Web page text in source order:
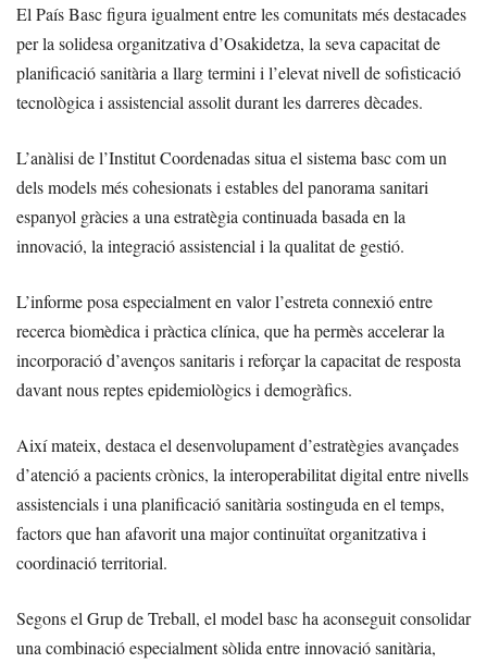
El País Basc figura igualment entre les comunitats més destacades
per la solidesa organitzativa d’Osakidetza, la seva capacitat de
planificació sanitària a llarg termini i l’elevat nivell de sofisticació
tecnològica i assistencial assolit durant les darreres dècades.
L’anàlisi de l’Institut Coordenadas situa el sistema basc com un
dels models més cohesionats i estables del panorama sanitari
espanyol gràcies a una estratègia continuada basada en la
innovació, la integració assistencial i la qualitat de gestió.
L’informe posa especialment en valor l’estreta connexió entre
recerca biomèdica i pràctica clínica, que ha permès accelerar la
incorporació d’avenços sanitaris i reforçar la capacitat de resposta
davant nous reptes epidemiològics i demogràfics.
Així mateix, destaca el desenvolupament d’estratègies avançades
d’atenció a pacients crònics, la interoperabilitat digital entre nivells
assistencials i una planificació sanitària sostinguda en el temps,
factors que han afavorit una major continuïtat organitzativa i
coordinació territorial.
Segons el Grup de Treball, el model basc ha aconseguit consolidar
una combinació especialment sòlida entre innovació sanitària,